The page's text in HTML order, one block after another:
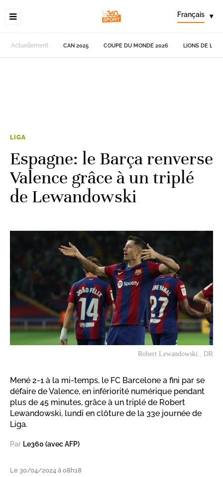
Français ▾
Actuellement CAN 2025 COUPE DU MONDE 2026 LIONS DE
LIGA
Espagne: le Barça renverse
Valence grâce à un triplé
de Lewandowski
Robert Lewandowski.. DR
Mené 2-1 à la mi-temps, le FC Barcelone a fini par se
défaire de Valence, en infériorité numérique pendant
plus de 45 minutes, grâce à un triplé de Robert
Lewandowski, lundi en clôture de la 33e journée de
Liga.
Par Le360 (avec AFP)
Le 30/04/2024 à 08h18